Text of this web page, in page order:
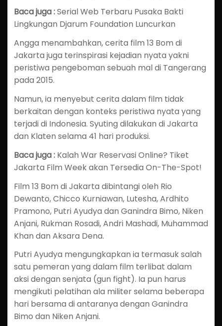
Baca juga :Serial Web Terbaru Pusaka Bakti
Lingkungan Djarum Foundation Luncurkan
Angga menambahkan, cerita film 13 Bom di
Jakarta juga terinspirasi kejadian nyata yakni
peristiwa pengeboman sebuah mal di Tangerang
pada 2015.
Namun, ia menyebut cerita dalam film tidak
berkaitan dengan konteks peristiwa nyata yang
terjadi di Indonesia. Syuting dilakukan di Jakarta
dan Klaten selama 41 hari produksi.
Baca juga : Kalah War Reservasi Online? Tiket
Jakarta Film Week akan Tersedia On-The-Spot!
Film 13 Bom di Jakarta dibintangi oleh Rio
Dewanto, Chicco Kurniawan, Lutesha, Ardhito
Pramono, Putri Ayudya dan Ganindra Bimo, Niken
Anjani, Rukman Rosadi, Andri Mashadi, Muhammad
Khan dan Aksara Dena.
Putri Ayudya mengungkapkan ia termasuk salah
satu pemeran yang dalam film terlibat dalam
aksi dengan senjata (gun fight). Ia pun harus
mengikuti pelatihan ala militer selama beberapa
hari bersama di antaranya dengan Ganindra
Bimo dan Niken Anjani.